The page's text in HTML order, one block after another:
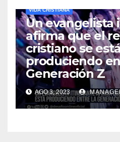
VIDA CRISTIANA
Un evangelista
afirma que el
cristiano se
produciendo
Generación Z
AGO 3, 2023